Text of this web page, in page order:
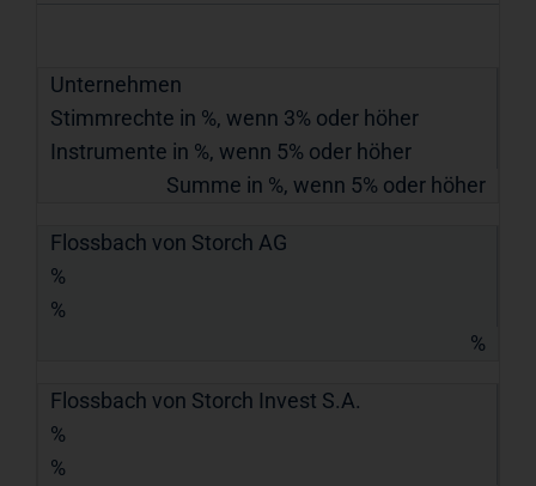
Unternehmen
Stimmrechte in %, wenn 3% oder höher
Instrumente in %, wenn 5% oder höher
Summe in %, wenn 5% oder höher
Flossbach von Storch AG
%
%
%
Flossbach von Storch Invest S.A.
%
%